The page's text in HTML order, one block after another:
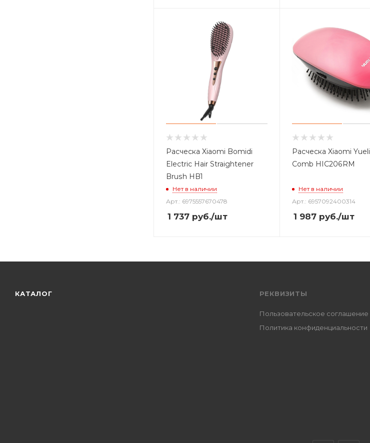
Расческа Xiaomi Bomidi
Electric Hair Straightener
Brush HB1
Нет в наличии
Арт.: 6975557670478
1 737 руб./шт
Расческа Xiaomi Yueli
Comb HIC206RM
Нет в наличии
Арт.: 6957092400314
1 987руб./шт
КАТАЛОГ РЕКВИЗИТЫ
Пользовательское соглашение
Политика конфиденциальности